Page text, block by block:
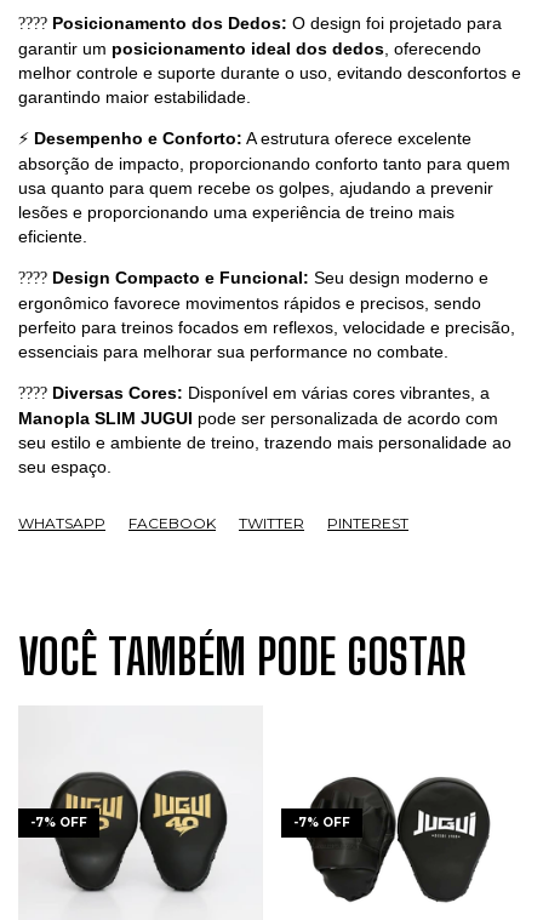
???? Posicionamento dos Dedos: O design foi projetado para
garantir um posicionamento ideal dos dedos , oferecendo
melhor controle e suporte durante o uso, evitando desconfortos e
garantindo maior estabilidade.
⚡ Desempenho e Conforto: A estrutura oferece excelente
absorção de impacto, proporcionando conforto tanto para quem
usa quanto para quem recebe os golpes, ajudando a prevenir
lesões e proporcionando uma experiência de treino mais
eficiente.
???? Design Compacto e Funcional: Seu design moderno e
ergonômico favorece movimentos rápidos e precisos, sendo
perfeito para treinos focados em reflexos, velocidade e precisão,
essenciais para melhorar sua performance no combate.
???? Diversas Cores: Disponível em várias cores vibrantes, a
Manopla SLIM JUGUI pode ser personalizada de acordo com
seu estilo e ambiente de treino, trazendo mais personalidade ao
seu espaço.
WHATSAPP FACEBOOK TWITTER PINTEREST
VOCÊ TAMBÉM PODE GOSTAR
-7% OFF -7% OFF